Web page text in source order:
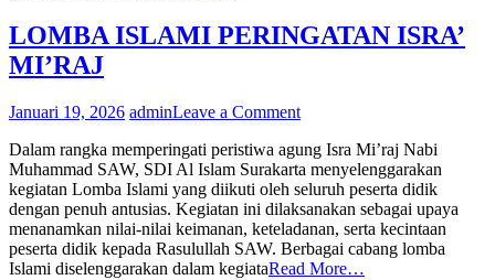
LOMBA ISLAMI PERINGATAN ISRA’
MI’RAJ
Januari 19, 2026 adminLeave a Commenton
ISLAMI
PERINGATAN
ISRA’
MI’RAJ
Dalam rangka memperingati peristiwa agung Isra Mi’raj Nabi
Muhammad SAW, SDI Al Islam Surakarta menyelenggarakan
kegiatan Lomba Islami yang diikuti oleh seluruh peserta didik
dengan penuh antusias. Kegiatan ini dilaksanakan sebagai upaya
menanamkan nilai-nilai keimanan, keteladanan, serta kecintaan
peserta didik kepada Rasulullah SAW. Berbagai cabang lomba
Islami diselenggarakan dalam kegiataRead More…